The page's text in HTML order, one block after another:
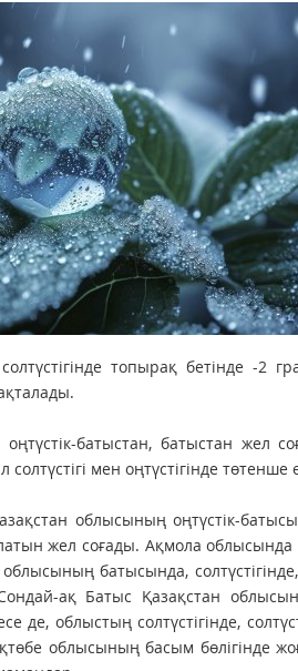
топырақ бетінде -2
батыстан, батыстан жел
солтүстігі мен оңтүстігінде
облысының оңтүстік-
жел соғады. Ақмола облысында
облысының батысында,
ақ Батыс Қазақстан
де, облыстың солтүстігінде,
облысының басым бөлігінде